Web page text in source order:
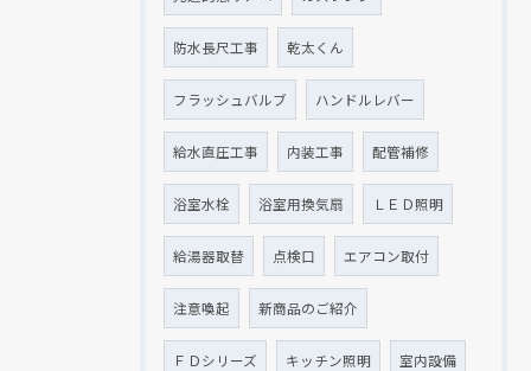
防水長尺工事 乾太くん
フラッシュバルブ ハンドルレバー
給水直圧工事 内装工事 配管補修
浴室水栓 浴室用換気扇 ＬＥＤ照明
給湯器取替 点検口 エアコン取付
注意喚起 新商品のご紹介
ＦＤシリーズ キッチン照明 室内設備